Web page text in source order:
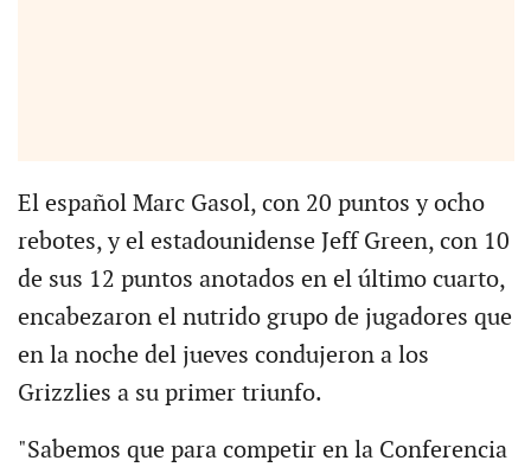
El español Marc Gasol, con 20 puntos y ocho
rebotes, y el estadounidense Jeff Green, con 10
de sus 12 puntos anotados en el último cuarto,
encabezaron el nutrido grupo de jugadores que
en la noche del jueves condujeron a los
Grizzlies a su primer triunfo.
"Sabemos que para competir en la Conferencia